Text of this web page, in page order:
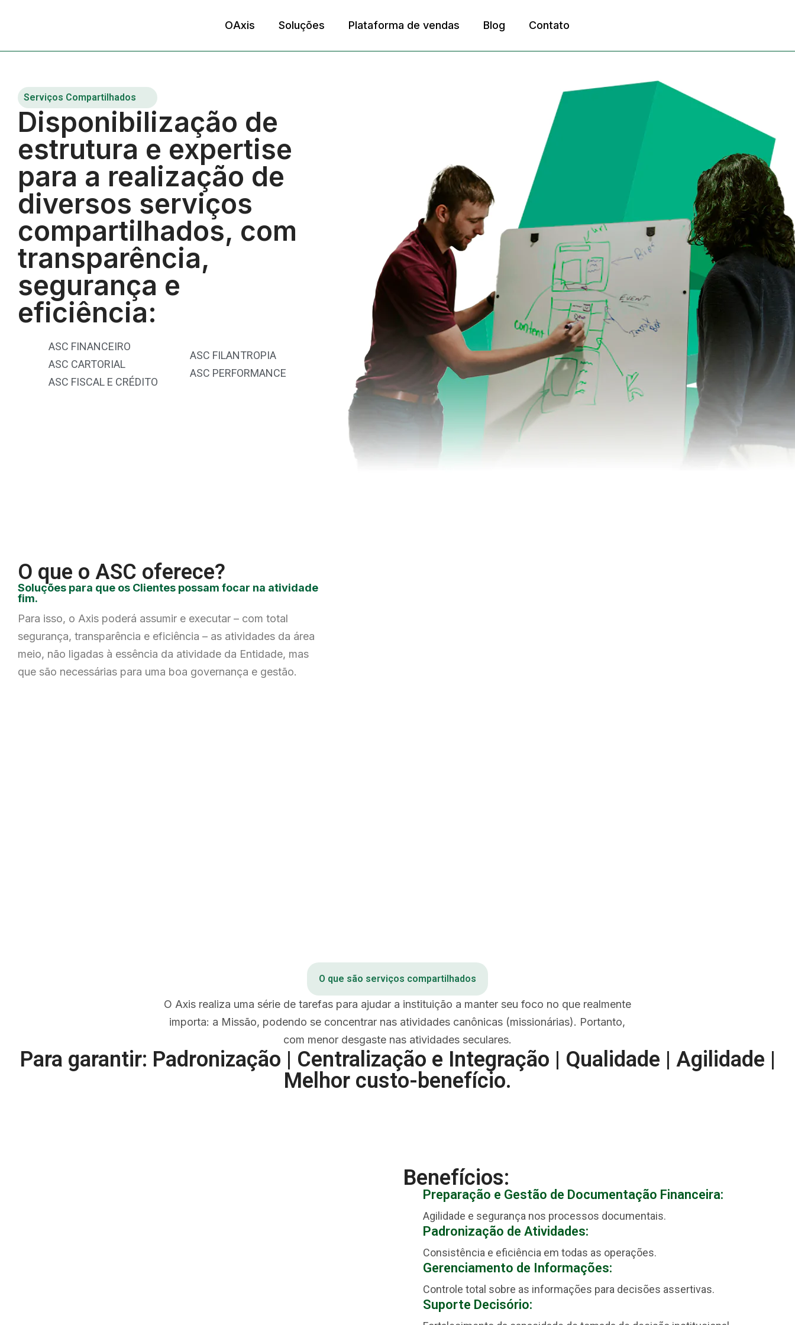
OAxis Soluções Plataforma de vendas Blog Contato
Serviços Compartilhados
Disponibilização de
estrutura e expertise
para a realização de
diversos serviços
compartilhados, com
transparência,
segurança e
eficiência:
ASC FILANTROPIA
ASC PERFORMANCE
ASC FINANCEIRO
ASC CARTORIAL
ASC FISCAL E CRÉDITO
O que o ASC oferece?
Soluções para que os Clientes possam focar na atividade
fim.
Para isso, o Axis poderá assumir e executar – com total
segurança, transparência e eficiência – as atividades da área
meio, não ligadas à essência da atividade da Entidade, mas
que são necessárias para uma boa governança e gestão.
O que são serviços compartilhados
O Axisrealiza uma série de tarefas para ajudar a instituição a manter seu foco no que realmente
importa: a Missão, podendo se concentrar nas atividades canônicas (missionárias). Portanto,
com menor desgaste nas atividades seculares.
Para garantir: Padronização | Centralização e Integração | Qualidade | Agilidade |
Melhor custo-benefício.
Benefícios:
Preparação e Gestão de Documentação Financeira:
Agilidade e segurança nos processos documentais.
Padronização de Atividades:
Consistência e eficiência em todas as operações.
Gerenciamento de Informações:
Controle total sobre as informações para decisões assertivas.
Suporte Decisório: